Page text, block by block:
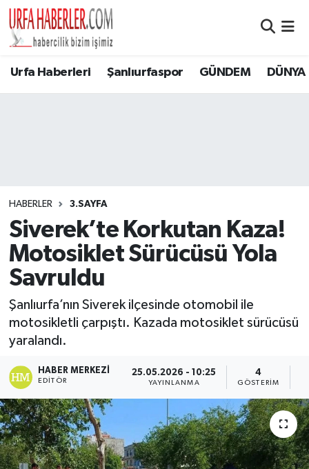
Urfa Haberleri Şanlıurfaspor GÜNDEM DÜNYA
HABERLER 3.SAYFA
Siverek’te Korkutan Kaza!
Motosiklet Sürücüsü Yola
Savruldu
Şanlıurfa’nın Siverek ilçesinde otomobil ile
motosikletli çarpıştı. Kazada motosiklet sürücüsü
yaralandı.
HABER MERKEZI
EDITÖR
25.05.2026 - 10:25
YAYINLANMA
4
GÖSTERIM
Şanlıurfa Nöbetçi Eczaneler
Tüm Manşetler
Son Dakika Haberleri
Haber Arşivi